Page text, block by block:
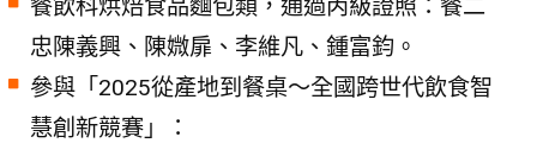
餐飲科烘焙食品麵包類，通過丙級證照：餐二
忠陳義興、陳媺扉、李維凡、鍾富鈞。
參與「2025從產地到餐桌〜全國跨世代飲食智
慧創新競賽」：